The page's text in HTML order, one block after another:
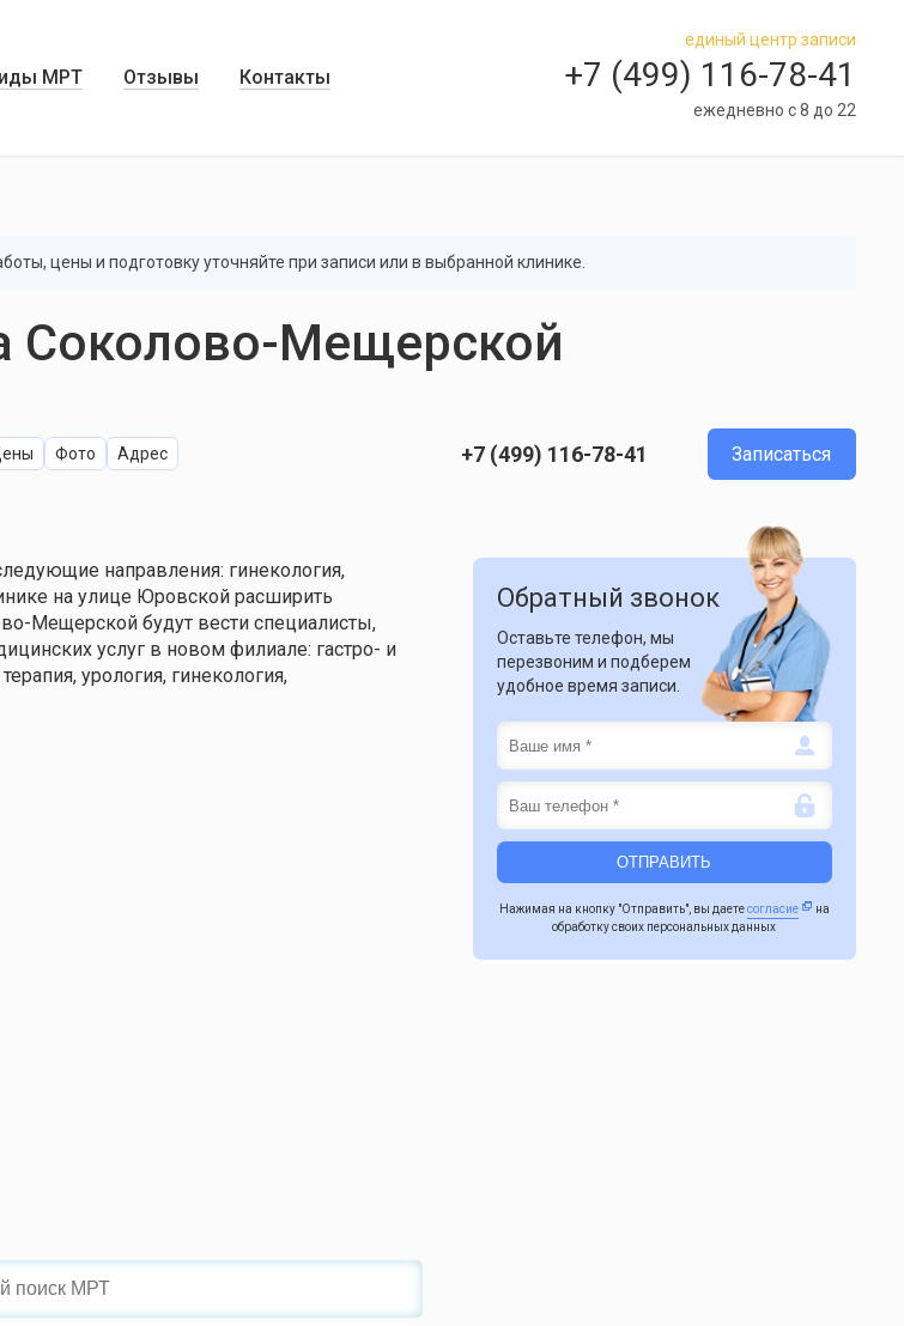
единый центр записи
+7 (499) 116-78-41
ежедневно с 8 до 22
МРТ Отзывы Контакты
цены и подготовку уточняйте при записи или в выбранной клинике.
Соколово-Мещерской
Фото Адрес +7 (499) 116-78-41 Записаться
направления: гинекология,
на улице Юровской расширить
Мещерской будут вести специалисты,
услуг в новом филиале: гастро- и
урология, гинекология,
Обратный звонок
Оставьте телефон, мы
перезвоним и подберем
удобное время записи.
Нажимая на кнопку "Отправить", вы даетесогласие
на
обработку своих персональных данных